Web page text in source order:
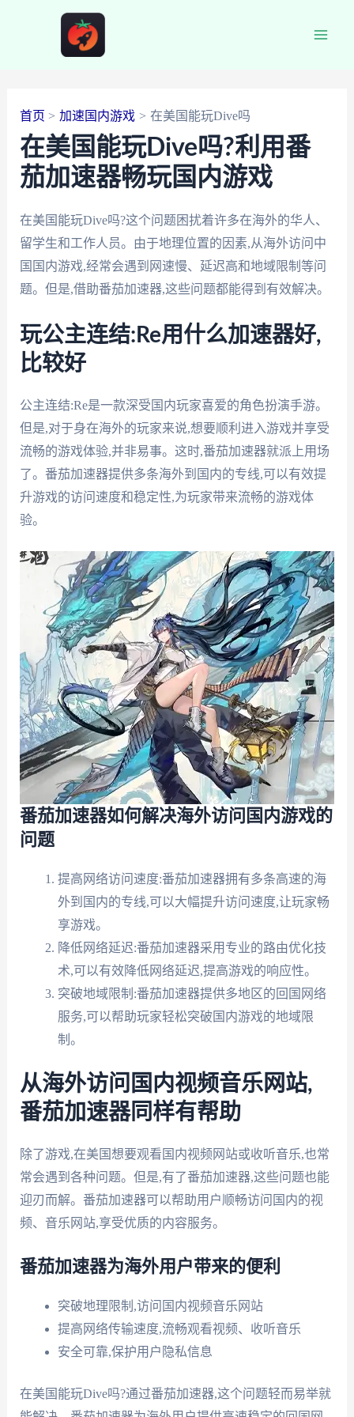
首页 加速国内游戏 在美国能玩Dive吗
在美国能玩Dive吗?利用番
茄加速器畅玩国内游戏
在美国能玩Dive吗?这个问题困扰着许多在海外的华人、
留学生和工作人员。由于地理位置的因素,从海外访问中
国国内游戏,经常会遇到网速慢、延迟高和地域限制等问
题。但是,借助番茄加速器,这些问题都能得到有效解决。
玩公主连结:Re用什么加速器好,
比较好
公主连结:Re是一款深受国内玩家喜爱的角色扮演手游。
但是,对于身在海外的玩家来说,想要顺利进入游戏并享受
流畅的游戏体验,并非易事。这时,番茄加速器就派上用场
了。番茄加速器提供多条海外到国内的专线,可以有效提
升游戏的访问速度和稳定性,为玩家带来流畅的游戏体
验。
番茄加速器如何解决海外访问国内游戏的
问题
提高网络访问速度:番茄加速器拥有多条高速的海
外到国内的专线,可以大幅提升访问速度,让玩家畅
享游戏。
降低网络延迟:番茄加速器采用专业的路由优化技
术,可以有效降低网络延迟,提高游戏的响应性。
突破地域限制:番茄加速器提供多地区的回国网络
服务,可以帮助玩家轻松突破国内游戏的地域限
制。
从海外访问国内视频音乐网站,
番茄加速器同样有帮助
除了游戏,在美国想要观看国内视频网站或收听音乐,也常
常会遇到各种问题。但是,有了番茄加速器,这些问题也能
迎刃而解。番茄加速器可以帮助用户顺畅访问国内的视
频、音乐网站,享受优质的内容服务。
番茄加速器为海外用户带来的便利
突破地理限制,访问国内视频音乐网站
提高网络传输速度,流畅观看视频、收听音乐
安全可靠,保护用户隐私信息
在美国能玩Dive吗?通过番茄加速器,这个问题轻而易举就